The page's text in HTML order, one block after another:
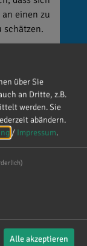
einen zu
schätzen.
über Sie
an Dritte, z.B.
werden. Sie
abändern.
/ Impressum.
Alle akzeptieren